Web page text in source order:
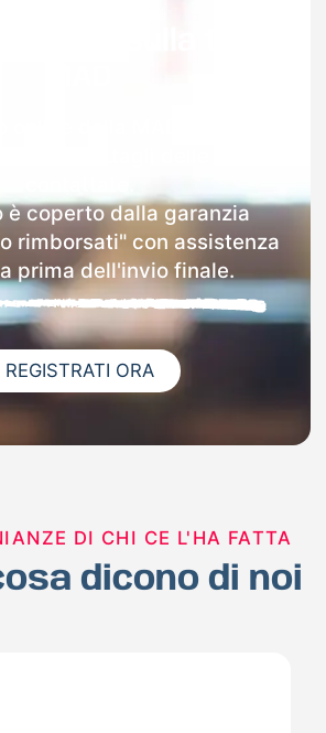
è coperto dalla garanzia
rimborsati" con assistenza
prima dell'invio finale.
REGISTRATI ORA
DI CHI CE L'HA FATTA
dicono di noi